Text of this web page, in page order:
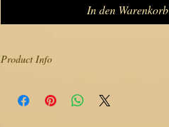
In den Warenkorb
Product Info